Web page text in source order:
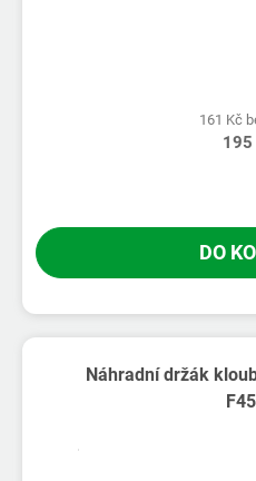
161 Kč
195
DO
Náhradní držák